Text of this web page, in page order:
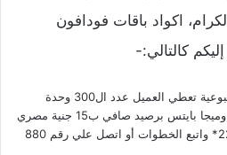
اكواد باقات فودافون
كالتالي:-
كود باقة فليكس ب15 الأسبوعية تعطي العميل عدد ال300 وحدة
فليكس من دقائق ورسائل وميجا بايتس برصيد صافي ب15 جنية مصري
للاشتراك اطلب الكود #225* واتبع الخطوات أو اتصل علي رقم 880